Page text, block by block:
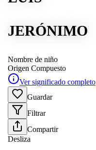
JERÓNIMO
Nombre de niño
Origen Compuesto
Ver significado completo
Guardar
Filtrar
Compartir
Desliza